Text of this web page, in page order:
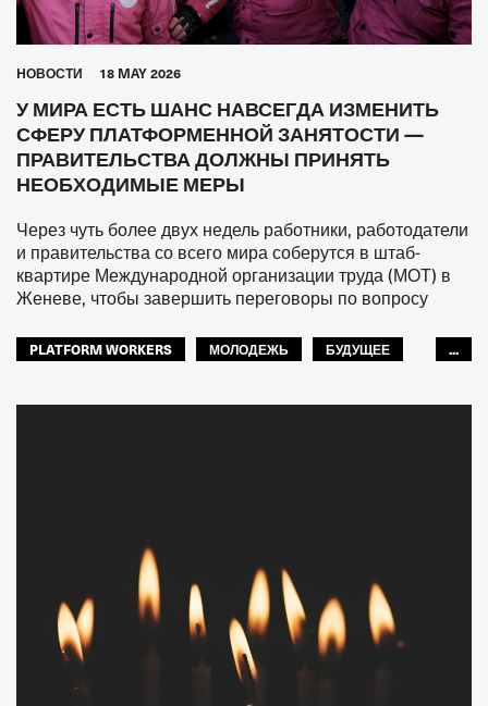
HОВОСТИ 18 MAY 2026
У МИРА ЕСТЬ ШАНС НАВСЕГДА ИЗМЕНИТЬ
СФЕРУ ПЛАТФОРМЕННОЙ ЗАНЯТОСТИ —
ПРАВИТЕЛЬСТВА ДОЛЖНЫ ПРИНЯТЬ
НЕОБХОДИМЫЕ МЕРЫ
Через чуть более двух недель работники, работодатели
и правительства со всего мира соберутся в штаб-
квартире Международной организации труда (МОТ) в
Женеве, чтобы завершить переговоры по вопросу
PLATFORM WORKERS МОЛОДЕЖЬ
БУДУЩЕЕ
...